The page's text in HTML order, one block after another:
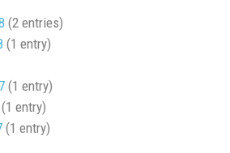
(2 entries)
(1 entry)
(1 entry)
(1 entry)
(1 entry)